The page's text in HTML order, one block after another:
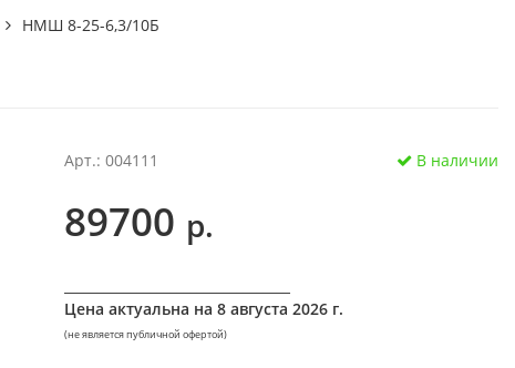
НМШ 8-25-6,3/10Б
Арт.: 004111 В наличии
89700 р.
Цена актуальна на 8 августа 2026 г.
(не является публичной офертой)